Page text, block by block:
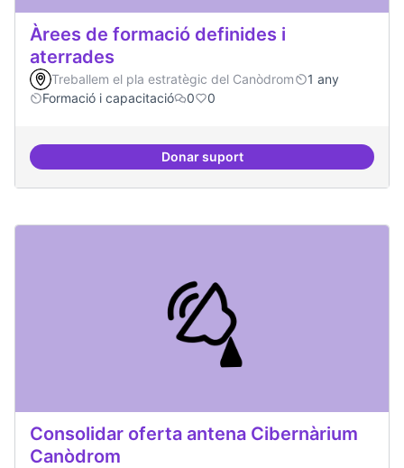
Àrees de formació definides i
aterrades
Treballem el pla estratègic del Canòdrom
1 any
Formació i capacitació
0 0
Donar suportÀrees de formació definides i
Consolidar oferta antena Cibernàrium
Canòdrom